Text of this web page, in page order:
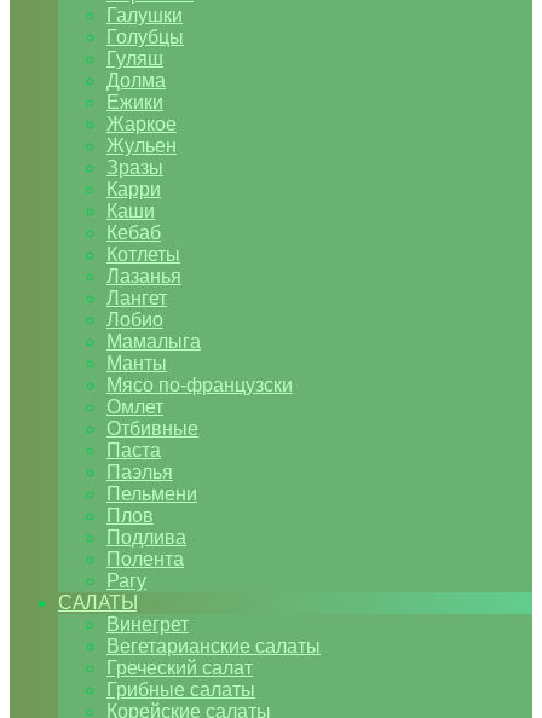
Галушки
Голубцы
Гуляш
Долма
Ежики
Жаркое
Жульен
Зразы
Карри
Каши
Кебаб
Котлеты
Лазанья
Лангет
Лобио
Мамалыга
Манты
Мясо по-французски
Омлет
Отбивные
Паста
Паэлья
Пельмени
Плов
Подлива
Полента
Рагу
САЛАТЫ
Винегрет
Вегетарианские салаты
Греческий салат
Грибные салаты
Корейские салаты